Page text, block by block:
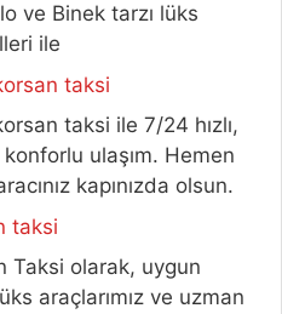
ve Binek tarzı lüks
ile
taksi
taksi ile 7/24 hızlı,
ulaşım. Hemen
kapınızda olsun.
taksi
Taksi olarak, uygun
araçlarımız ve uzman